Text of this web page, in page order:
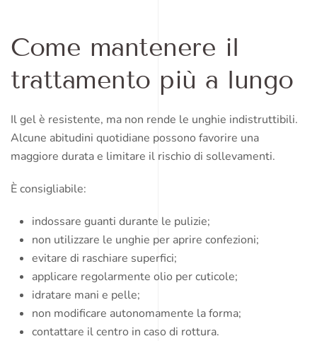
Come mantenere il
trattamento più a lungo
Il gel è resistente, ma non rende le unghie indistruttibili.
Alcune abitudini quotidiane possono favorire una
maggiore durata e limitare il rischio di sollevamenti.
È consigliabile:
indossare guanti durante le pulizie;
non utilizzare le unghie per aprire confezioni;
evitare di raschiare superfici;
applicare regolarmente olio per cuticole;
idratare mani e pelle;
non modificare autonomamente la forma;
contattare il centro in caso di rottura.